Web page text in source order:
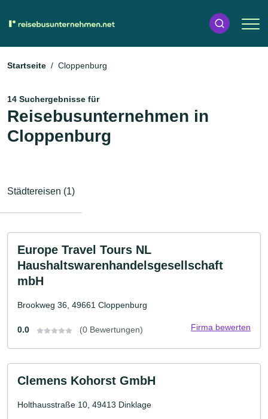
Startseite Cloppenburg
14 Suchergebnisse für
Reisebusunternehmen in
Cloppenburg
Städtereisen (1)
Europe Travel Tours NL
Haushaltswarenhandelsgesellschaft
mbH
Brookweg 36, 49661 Cloppenburg
0.0 (0 Bewertungen) Firma bewerten
Clemens Kohorst GmbH
Holthausstraße 10, 49413 Dinklage